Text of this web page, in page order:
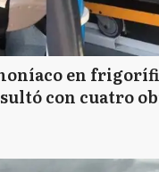
en
con cuatro